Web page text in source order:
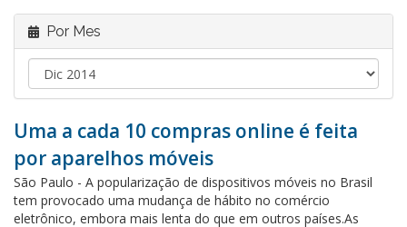
Por Mes
Uma a cada 10 compras online é feita
por aparelhos móveis
São Paulo - A popularização de dispositivos móveis no Brasil
tem provocado uma mudança de hábito no comércio
eletrônico, embora mais lenta do que em outros países.As